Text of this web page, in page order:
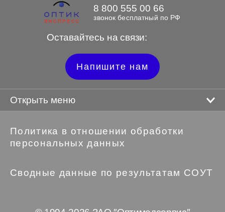
Оставайтесь на связи:
8 800 555 00 66
звонок бесплатный по РФ
Напишите нам
Открыть меню
Политика в отношении обработки
персональных данных
Сводные данные по результатам СОУТ